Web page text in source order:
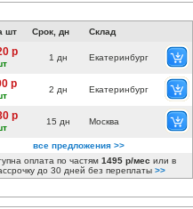
шт Срок, дн Склад
р 1 дн Екатеринбург
р 2 дн Екатеринбург
р 15 дн Москва
все предложения >>
оплата по частям 1495 р/мес или в
до 30 дней без переплаты >>